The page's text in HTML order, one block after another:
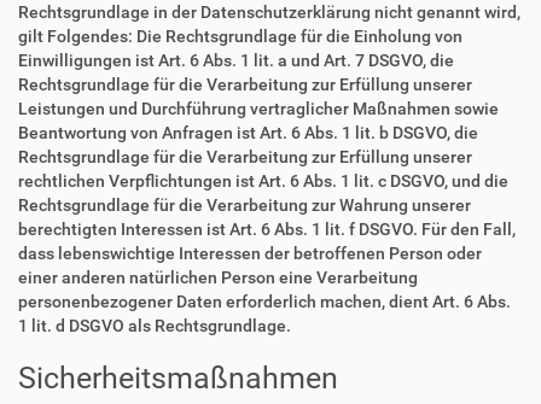
Rechtsgrundlage in der Datenschutzerklärung nicht genannt wird,
gilt Folgendes: Die Rechtsgrundlage für die Einholung von
Einwilligungen ist Art. 6 Abs. 1 lit. a und Art. 7 DSGVO, die
Rechtsgrundlage für die Verarbeitung zur Erfüllung unserer
Leistungen und Durchführung vertraglicher Maßnahmen sowie
Beantwortung von Anfragen ist Art. 6 Abs. 1 lit. b DSGVO, die
Rechtsgrundlage für die Verarbeitung zur Erfüllung unserer
rechtlichen Verpflichtungen ist Art. 6 Abs. 1 lit. c DSGVO, und die
Rechtsgrundlage für die Verarbeitung zur Wahrung unserer
berechtigten Interessen ist Art. 6 Abs. 1 lit. f DSGVO. Für den Fall,
dass lebenswichtige Interessen der betroffenen Person oder
einer anderen natürlichen Person eine Verarbeitung
personenbezogener Daten erforderlich machen, dient Art. 6 Abs.
1 lit. d DSGVO als Rechtsgrundlage.
Sicherheitsmaßnahmen